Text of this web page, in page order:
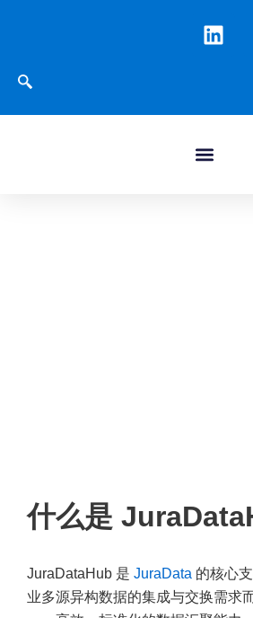
什么是
JuraDataHub 是 JuraData 的核心
业多源异构数据的集成与交换需求